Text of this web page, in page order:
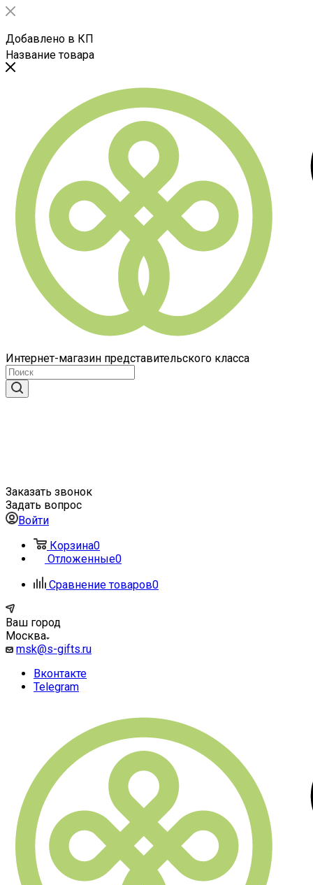
Добавлено в КП
Название товара
Интернет-магазин представительского класса
Заказать звонок
Задать вопрос
Войти
Корзина0
Отложенные0
Сравнение товаров0
Ваш город
Москва
msk@s-gifts.ru
Вконтакте
Telegram